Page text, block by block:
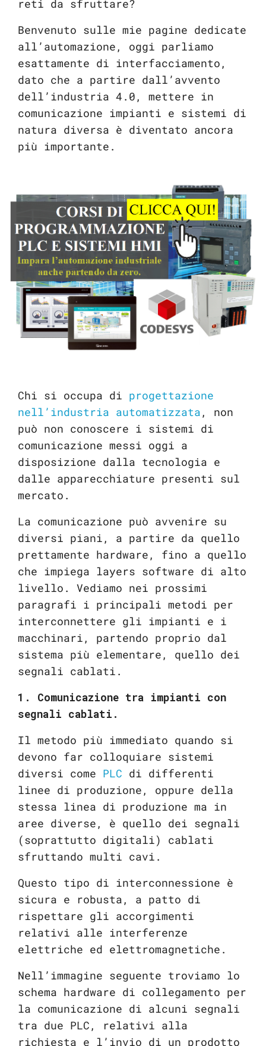
reti da sfruttare?
Benvenuto sulle mie pagine dedicate
all’automazione, oggi parliamo
esattamente di interfacciamento,
dato che a partire dall’avvento
dell’industria 4.0, mettere in
comunicazione impianti e sistemi di
natura diversa è diventato ancora
più importante.
Chi si occupa di progettazione
nell’industria automatizzata, non
può non conoscere i sistemi di
comunicazione messi oggi a
disposizione dalla tecnologia e
dalle apparecchiature presenti sul
mercato.
La comunicazione può avvenire su
diversi piani, a partire da quello
prettamente hardware, fino a quello
che impiega layers software di alto
livello. Vediamo nei prossimi
paragrafi i principali metodi per
interconnettere gli impianti e i
macchinari, partendo proprio dal
sistema più elementare, quello dei
segnali cablati.
1. Comunicazione tra impianti con
segnali cablati.
Il metodo più immediato quando si
devono far colloquiare sistemi
diversi come PLC di differenti
linee di produzione, oppure della
stessa linea di produzione ma in
aree diverse, è quello dei segnali
(soprattutto digitali) cablati
sfruttando multi cavi.
Questo tipo di interconnessione è
sicura e robusta, a patto di
rispettare gli accorgimenti
relativi alle interferenze
elettriche ed elettromagnetiche.
Nell’immagine seguente troviamo lo
schema hardware di collegamento per
la comunicazione di alcuni segnali
tra due PLC, relativi alla
richiesta e l’invio di un prodotto